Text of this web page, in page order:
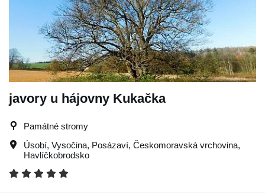
javory u hájovny Kukačka
Památné stromy
Úsobí, Vysočina, Posázaví, Českomoravská vrchovina,
Havlíčkobrodsko